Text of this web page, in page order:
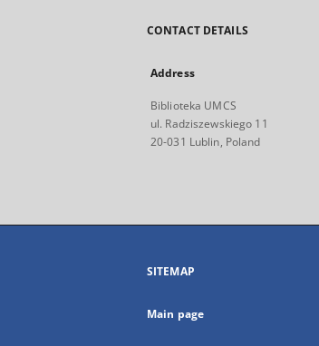
CONTACT DETAILS
Address
Biblioteka UMCS
ul. Radziszewskiego 11
20-031 Lublin, Poland
SITEMAP
Main page